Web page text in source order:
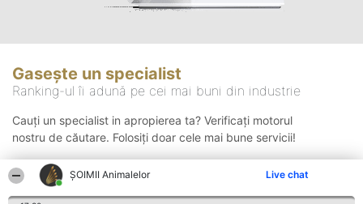
ŞOIMII Animalelor Live chat
Gasește un specialist
Ranking-ul îi adună pe cei mai buni din industrie
Cauți un specialist in apropierea ta? Verificați motorul
nostru de căutare. Folosiți doar cele mai bune servicii!